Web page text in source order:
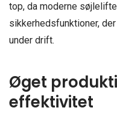
top, da moderne
sikkerhedsfunktioner,
under drift.
Øget
effektivitet